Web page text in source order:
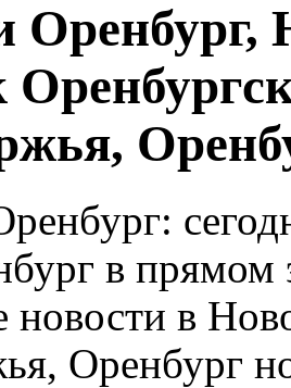
Оренбург,
в
новости в
Оренбург